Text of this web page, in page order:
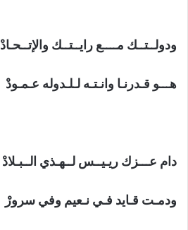
ودولــتــك مــــع رايــتــك والإتــحـادْ
هـــو قـدرنـا وانـتـه لـلـدوله عـمـودْ
دام عـــزك ريـيــس لــهـذي الــبـلادْ
ودمـت قـايد فـي نـعيم وفي سرورْ